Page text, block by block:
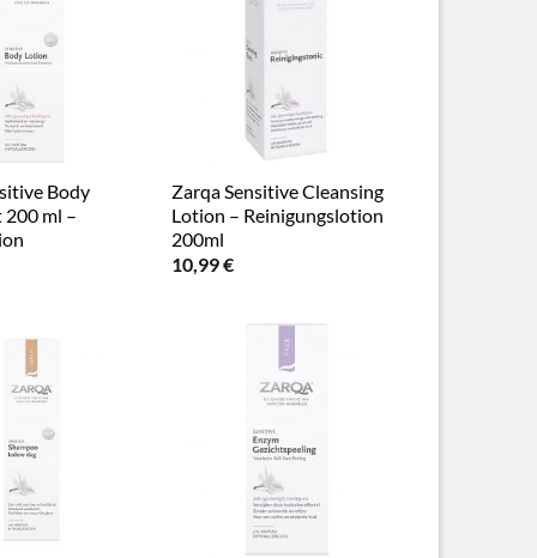
Body
ml –
Zarqa Sensitive Cleansing
Lotion – Reinigungslotion
200ml
10,99€